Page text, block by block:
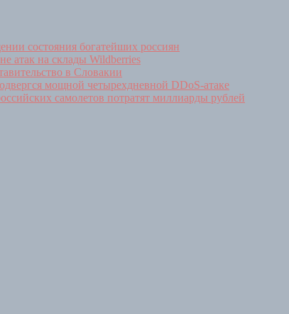
состояния богатейших россиян
атак на склады Wildberries
в Словакии
мощной четырехдневной DDoS-атаке
самолетов потратят миллиарды рублей